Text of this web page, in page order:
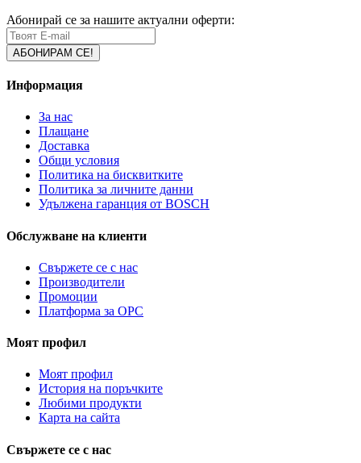
Абонирай се за нашите актуални оферти:
Информация
За нас
Плащане
Доставка
Общи условия
Политика на бисквитките
Политика за личните данни
Удължена гаранция от BOSCH
Обслужване на клиенти
Свържете се с нас
Производители
Промоции
Платформа за ОРС
Моят профил
Моят профил
История на поръчките
Любими продукти
Карта на сайта
Свържете се с нас